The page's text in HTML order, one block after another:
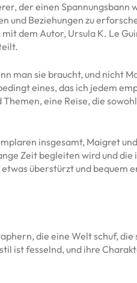
der einen Spannungsbann
und Beziehungen zu
dem Autor, Ursula K. Le
man sie braucht, und nicht
eines, das ich jedem
eine Reise, die
insgesamt, Maigret
Zeit begleiten wird und
überstürzt und bequem
die eine Welt schuf, die
ist fesselnd, und ihre